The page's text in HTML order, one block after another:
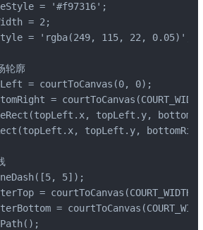
= '#f97316';
= 2;
= 'rgba(249, 115, 22, 0.05)';
轮廓
= courtToCanvas(0, 0);
=
topLeft.y,
topLeft.y,
5]);
= courtToCanvas(COURT_WIDTH
=